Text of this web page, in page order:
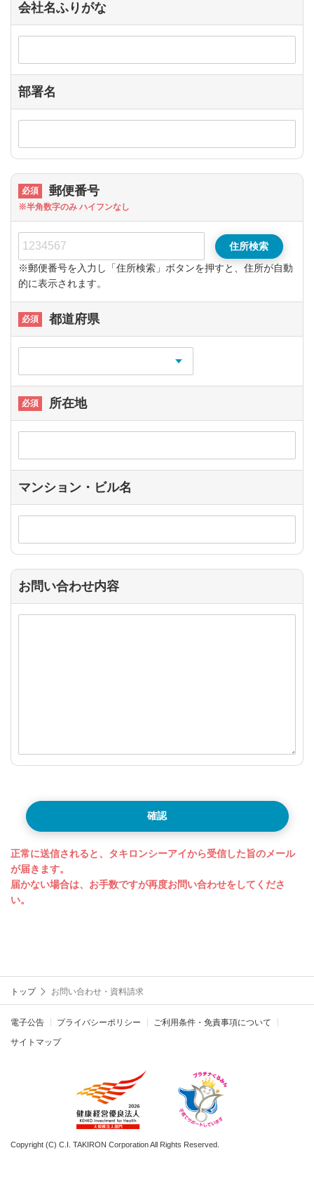
会社名ふりがな
部署名
郵便番号
※半角数字のみ ハイフンなし
住所検索
※郵便番号を入力し「住所検索」ボタンを押すと、住所が自動
的に表示されます。
都道府県
所在地
マンション・ビル名
お問い合わせ内容
確認
正常に送信されると、タキロンシーアイから受信した旨のメール
が届きます。
届かない場合は、お手数ですが再度お問い合わせをしてくださ
い。
トップ お問い合わせ・資料請求
電子公告 プライバシーポリシー
ご利用条件・免責事項について
サイトマップ
Copyright (C) C.I. TAKIRON Corporation All Rights Reserved.